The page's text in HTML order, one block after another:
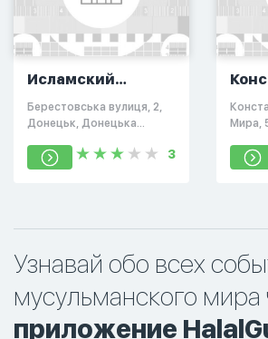
Исламский
культурный центр
в Донецке
Берестовська вулиця, 2,
Донецьк, Донецька
3
Мира,
Узнавай обо всех
мусульманского мира
приложение